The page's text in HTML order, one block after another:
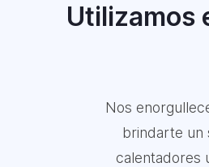
Utilizamos
Nos
brindarte un
calentadores